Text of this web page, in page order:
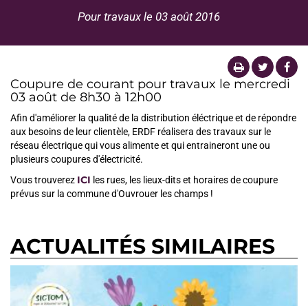
Pour travaux le 03 août 2016
Coupure de courant pour travaux le mercredi
03 août de 8h30 à 12h00
Afin d'améliorer la qualité de la distribution éléctrique et de répondre
aux besoins de leur clientèle, ERDF réalisera des travaux sur le
réseau électrique qui vous alimente et qui entraineront une ou
plusieurs coupures d'électricité.
Vous trouverez ICI les rues, les lieux-dits et horaires de coupure
prévus sur la commune d'Ouvrouer les champs !
ACTUALITÉS SIMILAIRES